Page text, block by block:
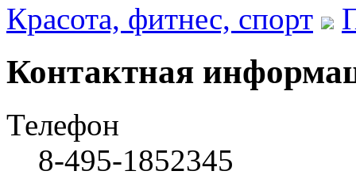
Красота, фитнес, спорт
Контактная
Телефон
8-495-1852345